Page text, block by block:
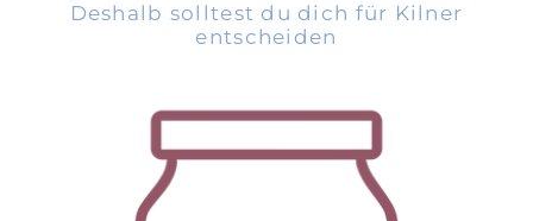
Deshalb solltest du dich für Kilner
entscheiden